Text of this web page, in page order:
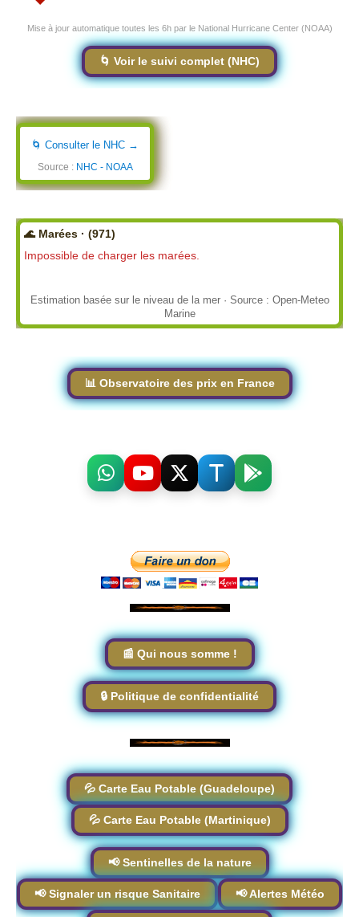
Mise à jour automatique toutes les 6h par le National Hurricane Center (NOAA)
🌀 Voir le suivi complet (NHC)
🌀 Consulter le NHC →
Source : NHC - NOAA
🌊 Marées · (971)
Impossible de charger les marées.
Estimation basée sur le niveau de la mer · Source : Open-Meteo
Marine
📊 Observatoire des prix en France
📰 Qui nous somme !
🔒 Politique de confidentialité
💦 Carte Eau Potable (Guadeloupe)
💦 Carte Eau Potable (Martinique)
📢 Sentinelles de la nature
📢 Signaler un risque Sanitaire 📢 Alertes Météo